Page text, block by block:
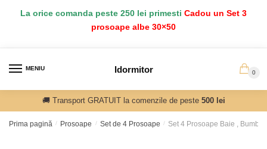
La orice comanda peste 250 lei primesti Cadou un Set 3
prosoape albe 30×50
MENIU Idormitor 0
🚚 Transport GRATUIT la comenzile de peste 500 lei
Prima pagină / Prosoape / Set de 4 Prosoape / Set 4 Prosoape Baie ,